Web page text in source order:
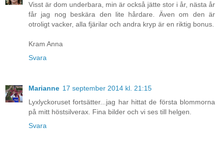
Visst är dom underbara, min är också jätte stor i år, nästa år
får jag nog beskära den lite hårdare. Även om den är
otroligt vacker, alla fjärilar och andra kryp är en riktig bonus.
Kram Anna
Svara
Marianne 17 september 2014 kl. 21:15
Lyxlyckoruset fortsätter...jag har hittat de första blommorna
på mitt höstsilverax. Fina bilder och vi ses till helgen.
Svara